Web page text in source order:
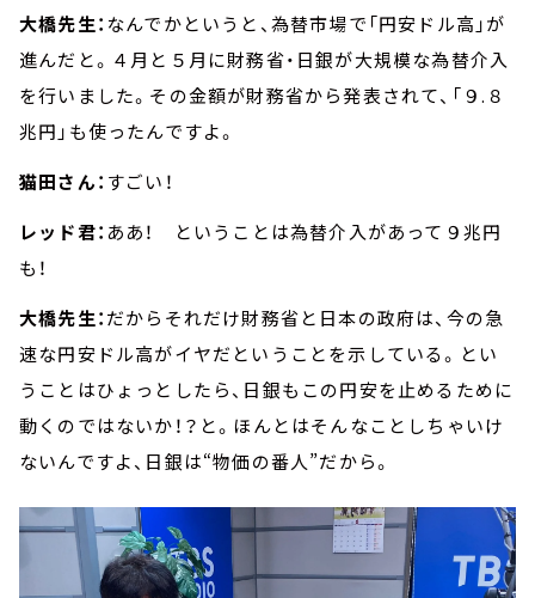
大橋先生： なんでかというと、為替市場で「円安ドル高」が
進んだと。４月と５月に財務省・日銀が大規模な為替介入
を行いました。その金額が財務省から発表されて、「９.８
兆円」も使ったんですよ。
猫田さん： すごい！
レッド君： ああ！ ということは為替介入があって９兆円
も！
大橋先生：だからそれだけ財務省と日本の政府は、今の急
速な円安ドル高がイヤだということを示している。とい
うことはひょっとしたら、日銀もこの円安を止めるために
動くのではないか！？と。ほんとはそんなことしちゃいけ
ないんですよ、日銀は“物価の番人”だから。